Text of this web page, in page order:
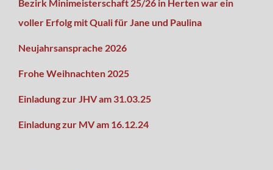
Bezirk Minimeisterschaft 25/26 in Herten war ein
voller Erfolg mit Quali für Jane und Paulina
Neujahrsansprache 2026
Frohe Weihnachten 2025
Einladung zur JHV am 31.03.25
Einladung zur MV am 16.12.24